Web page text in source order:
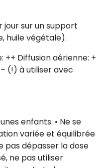
jour sur un support
huile végétale).
++ Diffusion aérienne: +
(!) à utiliser avec
enfants. • Ne se
variée et équilibrée
pas dépasser la dose
ne pas utiliser